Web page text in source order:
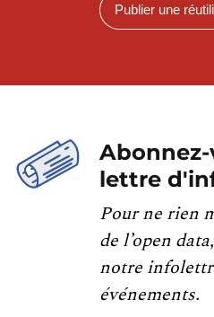
Publier une
lettre
Pour ne rien
de l’open
notre
événements.